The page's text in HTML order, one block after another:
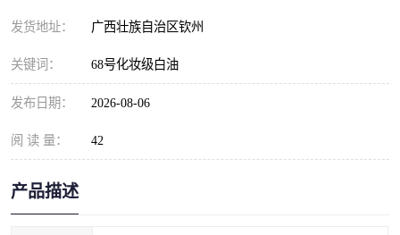
发货地址： 广西壮族自治区钦州
关键词： 68号化妆级白油
发布日期： 2026-08-06
阅 读 量： 42
产品描述